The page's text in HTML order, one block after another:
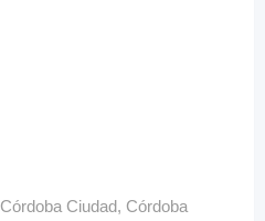
Córdoba Ciudad, Córdoba